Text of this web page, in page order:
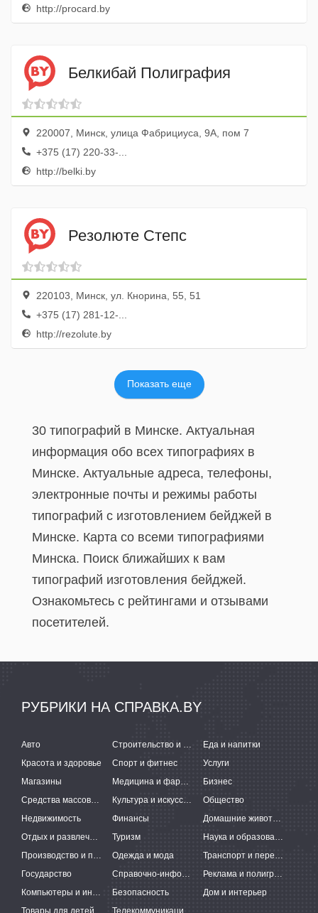
http://procard.by
Белкибай Полиграфия
220007, Минск, улица Фабрициуса, 9А, пом 7
+375 (17) 220-33-...
http://belki.by
Резолюте Степс
220103, Минск, ул. Кнорина, 55, 51
+375 (17) 281-12-...
http://rezolute.by
Показать еще
30 типографий в Минске. Актуальная
информация обо всех типографиях в
Минске. Актуальные адреса, телефоны,
электронные почты и режимы работы
типографий с изготовлением бейджей в
Минске. Карта со всеми типографиями
Минска. Поиск ближайших к вам
типографий изготовления бейджей.
Ознакомьтесь с рейтингами и отзывами
посетителей.
РУБРИКИ НА СПРАВКА.BY
Авто Строительство и ремонт
Еда и напитки
Красота и здоровье
Спорт и фитнес
Услуги
Магазины
Медицина и фармацевтика
Бизнес
Средства массовой информации
Культура и искусство
Общество
Недвижимость
Финансы
Домашние животные
Отдых и развлечения
Туризм
Наука и образование
Производство и поставки
Одежда и мода
Транспорт и перевозки
Государство
Справочно-информационные системы
Реклама и полиграфия
Компьютеры и интернет
Безопасность
Дом и интерьер
Товары для детей